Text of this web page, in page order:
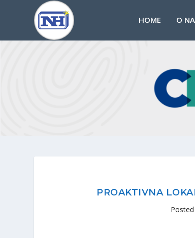
HOME O
PROAKTIVNA